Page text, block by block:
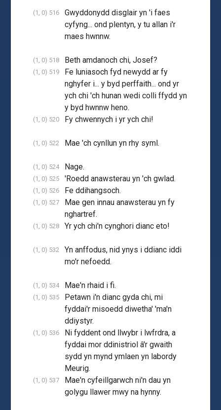
(1, 0) 516
Gwyddonydd disglair yn 'i faes
cyfyng... ond plentyn, y tu allan i'r
maes hwnnw.
(1, 0) 518 Beth amdanoch chi, Josef?
(1, 0) 519
Fe luniasoch fyd newydd ar fy
nghyfer i... y byd perffaith... ond yr
ych chi 'ch hunan wedi colli ffydd yn
y byd hwnnw heno.
(1, 0) 520 Fy chwennych i yr ych chi!
(1, 0) 522 Mae 'ch cynllun yn rhy syml.
(1, 0) 524 Nage.
(1, 0) 525 'Roedd anawsterau yn 'ch gwlad.
(1, 0) 526 Fe ddihangsoch.
(1, 0) 527
Mae gen innau anawsterau yn fy
nghartref.
(1, 0) 528 Yr ych chi'n cynghori dianc eto!
(1, 0) 532
Yn anffodus, nid ynys i ddianc iddi
mo'r nefoedd.
(1, 0) 534 Mae'n rhaid i fi.
(1, 0) 535
Petawn i'n dianc gyda chi, mi
fyddai'r misoedd diwetha' 'ma'n
ddiystyr.
(1, 0) 536
Ni fyddent ond llwybr i lwfrdra, a
fyddai mor ddinistriol â'r gwaith
sydd yn mynd ymlaen yn labordy
Meurig.
(1, 0) 537
Mae'n cyfeillgarwch ni'n dau yn
golygu llawer mwy na hynny.